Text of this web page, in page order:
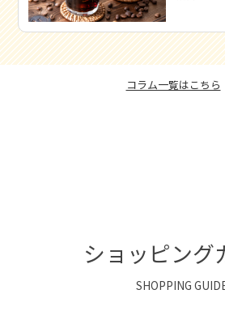
コラム一覧はこちら
ショッピング
SHOPPING